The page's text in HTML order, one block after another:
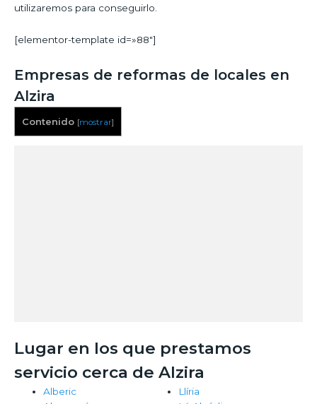
utilizaremos para conseguirlo.
[elementor-template id=»88″]
Empresas de reformas de locales en
Alzira
Contenido [mostrar]
Lugar en los que prestamos
servicio cerca de Alzira
Alberic
Llíria